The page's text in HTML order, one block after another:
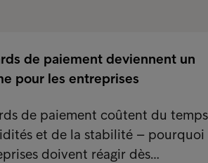
de paiement deviennent un
pour les entreprises
de paiement coûtent du
et de la stabilité – pourquoi
doivent réagir dès…